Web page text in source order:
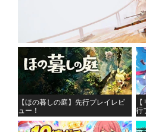
【ほの暮しの庭】先行プレイレビ
ュー！
行